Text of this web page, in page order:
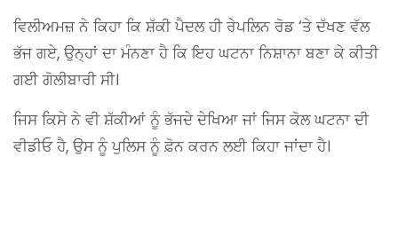
ਵਿਲੀਅਮਜ਼ ਨੇ ਕਿਹਾ ਕਿ ਸ਼ੱਕੀ ਪੈਦਲ ਹੀ ਰੇਪਲਿਨ ਰੋਡ ‘ਤੇ ਦੱਖਣ ਵੱਲ
ਭੱਜ ਗਏ, ਉਨ੍ਹਾਂ ਦਾ ਮੰਨਣਾ ਹੈ ਕਿ ਇਹ ਘਟਨਾ ਨਿਸ਼ਾਨਾ ਬਣਾ ਕੇ ਕੀਤੀ
ਗਈ ਗੋਲੀਬਾਰੀ ਸੀ।
ਜਿਸ ਕਿਸੇ ਨੇ ਵੀ ਸ਼ੱਕੀਆਂ ਨੂੰ ਭੱਜਦੇ ਦੇਖਿਆ ਜਾਂ ਜਿਸ ਕੋਲ ਘਟਨਾ ਦੀ
ਵੀਡੀਓ ਹੈ, ਉਸ ਨੂੰ ਪੁਲਿਸ ਨੂੰ ਫ਼ੋਨ ਕਰਨ ਲਈ ਕਿਹਾ ਜਾਂਦਾ ਹੈ।